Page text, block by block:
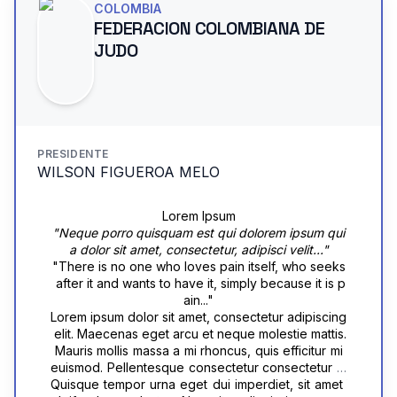
s tincidunt sit amet ut sapien.
entesque elementum, arcu quam molestie nulla, ac
lobortis eros nibh id lacus. Aenean purus ex, lacini
a dapibus aliquam vitae, semper ut mi. Morbi susci
COLOMBIA
FEDERACION COLOMBIANA DE
JUDO
PRESIDENTE
WILSON FIGUEROA MELO
Lorem Ipsum
"Neque porro quisquam est qui dolorem ipsum qui
a dolor sit amet, consectetur, adipisci velit..."
"There is no one who loves pain itself, who seeks
after it and wants to have it, simply because it is p
ain..."
Lorem ipsum dolor sit amet, consectetur adipiscing
elit. Maecenas eget arcu et neque molestie mattis.
Mauris mollis massa a mi rhoncus, quis efficitur mi
euismod. Pellentesque consectetur consectetur m
agna vitae viverra. Quisque molestie ultricies eleif
Quisque tempor urna eget dui imperdiet, sit amet